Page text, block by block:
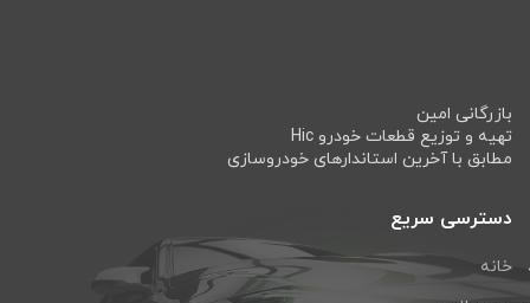
بازرگانی امین
تهیه و توزیع قطعات خودرو Hic
مطابق با آخرین استاندارهای خودروسازی
دسترسی سریع
خانه